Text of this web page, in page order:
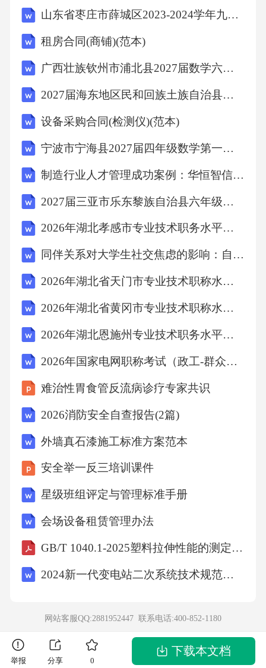
险B.指令、必须遵守C.警告、注意D.提示、安全
状态、通行答案：A解析：根据《安全色》（G
B2893-2008），红色传递禁止、停止、危险或
提示消防设备、设施的信息。13.下列哪类灭火
二氧化碳灭火器B.七氟丙烷灭火器C.干粉灭火器
D.洁净气体灭火器答案：C解析：干粉灭火器喷
出的粉末会覆盖物体表面，难以彻底清理，且
可能对精密仪器造成腐蚀或污染，不适用于精
密仪器和图书档案。二氧化碳和洁净气体灭火
器灭火后无残留，是更佳选择。14.在潮湿、金
属容器等导电良好的场所进行电焊作业，其安
全电压应不高于：A.220伏B.110伏C.48伏D.12伏
导电良好的危险环境，人体电阻显著降低。为
有效防止触电，安全特低电压（SELV）不应超
过12V。15.生产经营单位对新上岗的从业人
员，应进行厂、车间、班组三级安全教育培
训，其总学时不得少于：A.12学时B.24学时C.36
学时D.48学时答案：B解析：根据《生产经营单
位安全培训规定》，生产经营单位新上岗的从
业人员，岗前安全培训时间不得少于24学时。
风险行业有更高要求。16.职业病危害因素侵入
人体的主要途径不包括：A.呼吸道吸入B.皮肤
接触吸收C.消化道食入D.听觉系统吸收答案：D
解析：职业病危害因素主要通过呼吸道、皮肤
对准火焰的哪个部位喷射效果最佳？A.火焰上
山东省枣庄市薛城区2023-2024学年九年级上学期期末考试历史试题（文字版含答案）
租房合同(商铺)(范本)
广西壮族钦州市浦北县2027届数学六上期末质量检测试题含解析
2027届海东地区民和回族土族自治县四上数学期末复习检测模拟试题含解析
设备采购合同(检测仪)(范本)
宁波市宁海县2027届四年级数学第一学期期末复习检测模拟试题含解析
制造行业人才管理成功案例：华恒智信破解薪资竞争力不足
2027届三亚市乐东黎族自治县六年级数学第一学期期末预测试题含解析
2026年湖北孝感市专业技术职务水平能力测试（党建基础知识）经典试题及答案
同伴关系对大学生社交焦虑的影响：自我认同的中介作用
2026年湖北省天门市专业技术职称水平能力测试（公共基础知识）考前模拟试题及答案
2026年湖北省黄冈市专业技术职称水平能力测试（公共基础知识）冲刺模拟试题及答案
2026年湖北恩施州专业技术职务水平能力测试（党建基础知识）强化训练试题及答案
2026年国家电网职称考试（政工-群众工作）（副高）综合试题及答案
难治性胃食管反流病诊疗专家共识
2026消防安全自查报告(2篇)
外墙真石漆施工标准方案范本
安全举一反三培训课件
星级班组评定与管理标准手册
会场设备租赁管理办法
GB/T 1040.1-2025塑料拉伸性能的测定第1部分：总则
2024新一代变电站二次系统技术规范第1部分：数据通信网关机
网站客服QQ:2881952447 联系电话:400-852-1180
举报 分享 0
下载本文档